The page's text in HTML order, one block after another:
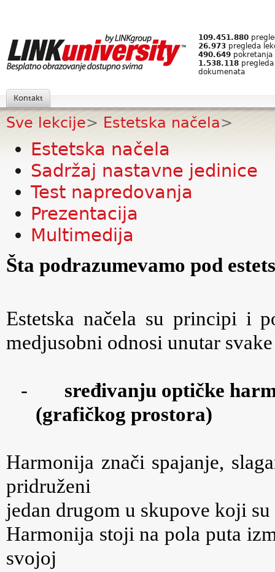
109.451.880
26.973 pregleda
490.649 pokretanja
1.538.118
dokumenata
Kontakt
Sve lekcije> Estetska načela>
Estetska načela
Sadržaj nastavne jedinice
Test napredovanja
Prezentacija
Multimedija
Šta podrazumevamo pod
Estetska načela su principi i
medjusobni odnosi unutar
- sređivanju optičke
(grafičkog prostora)
Harmonija znači spajanje,
pridruženi
jedan drugom u skupove koji
Harmonija stoji na pola puta
svojoj